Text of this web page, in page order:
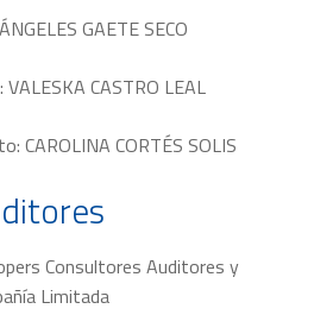
ÁNGELES GAETE SECO
VALESKA CASTRO LEAL
CAROLINA CORTÉS SOLIS
Consultores Auditores y
Limitada